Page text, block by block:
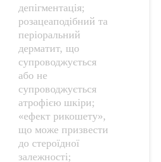
депігментація;
розацеаподібний та
періоральний
дерматит, що
супроводжується
або не
супроводжується
атрофією шкіри;
«ефект рикошету»,
що може призвести
до стероїдної
залежності;